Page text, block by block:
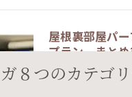
屋根裏部屋パ
プラン まと
間取り
８つのカテゴ